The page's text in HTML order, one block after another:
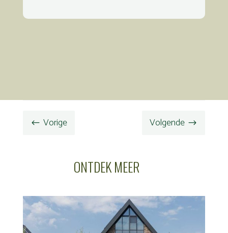
# Vorige Volgende $
ONTDEK MEER